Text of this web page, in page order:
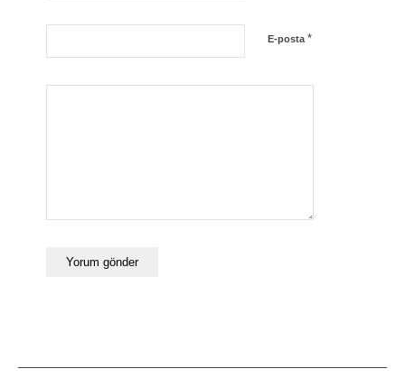
E-posta *